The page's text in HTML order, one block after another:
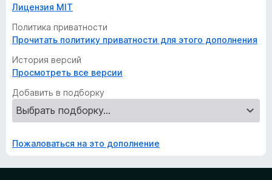
Лицензия MIT
Политика приватности
Прочитать политику приватности для этого дополнения
История версий
Просмотреть все версии
Добавить в подборку
Пожаловаться на это дополнение